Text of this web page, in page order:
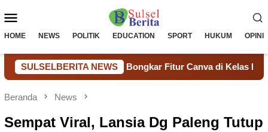
ke
Mobile
HOME NEWS POLITIK EDUCATION SPORT HUKUM OPINI
SULSELBERITA NEWS
Nur Rasul Bongkar Fitur Canva di Kelas Eksklusif
Beranda News
Sempat Viral, Lansia Dg Paleng Tutup